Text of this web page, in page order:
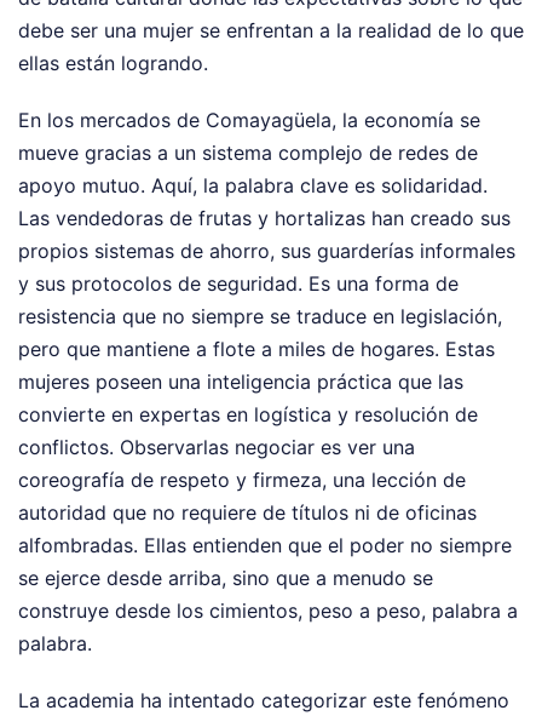
debe ser una mujer se enfrentan a la realidad de lo que
ellas están logrando.
En los mercados de Comayagüela, la economía se
mueve gracias a un sistema complejo de redes de
apoyo mutuo. Aquí, la palabra clave es solidaridad.
Las vendedoras de frutas y hortalizas han creado sus
propios sistemas de ahorro, sus guarderías informales
y sus protocolos de seguridad. Es una forma de
resistencia que no siempre se traduce en legislación,
pero que mantiene a flote a miles de hogares. Estas
mujeres poseen una inteligencia práctica que las
convierte en expertas en logística y resolución de
conflictos. Observarlas negociar es ver una
coreografía de respeto y firmeza, una lección de
autoridad que no requiere de títulos ni de oficinas
alfombradas. Ellas entienden que el poder no siempre
se ejerce desde arriba, sino que a menudo se
construye desde los cimientos, peso a peso, palabra a
palabra.
La academia ha intentado categorizar este fenómeno